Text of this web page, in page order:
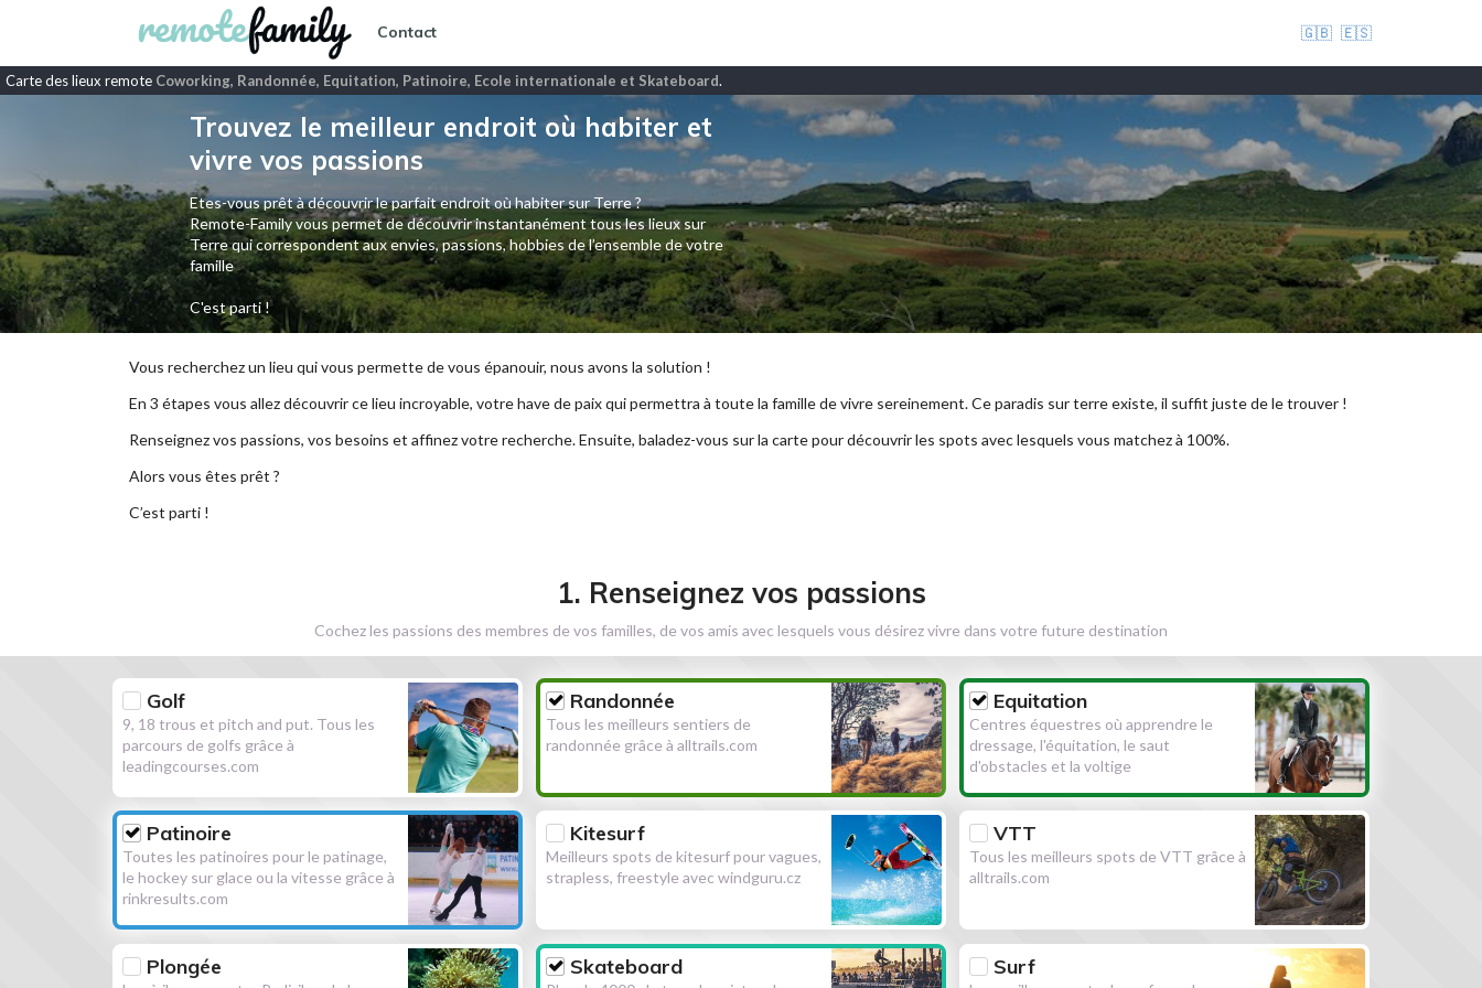
Contact 🇬🇧 🇪🇸
Carte des lieux remote Coworking, Randonnée, Equitation, Patinoire, Ecole internationale et Skateboard.
Trouvez le meilleur endroit où habiter et
vivre vos passions
Etes-vous prêt à découvrir le parfait endroit où habiter sur Terre ?
Remote-Family vous permet de découvrir instantanément tous les lieux sur
Terre qui correspondent aux envies, passions, hobbies de l’ensemble de votre
famille
C'est parti !
Vous recherchez un lieu qui vous permette de vous épanouir, nous avons la solution !
En 3 étapes vous allez découvrir ce lieu incroyable, votre have de paix qui permettra à toute la famille de vivre sereinement. Ce paradis sur terre existe, il suffit juste de le trouver !
Renseignez vos passions, vos besoins et affinez votre recherche. Ensuite, baladez-vous sur la carte pour découvrir les spots avec lesquels vous matchez à 100%.
Alors vous êtes prêt ?
C’est parti !
1. Renseignez vos passions
Cochez les passions des membres de vos familles, de vos amis avec lesquels vous désirez vivre dans votre future destination
Golf
9, 18 trous et pitch and put. Tous les
parcours de golfs grâce à
leadingcourses.com
Randonnée
Tous les meilleurs sentiers de
randonnée grâce à alltrails.com
Equitation
Centres équestres où apprendre le
dressage, l'équitation, le saut
d'obstacles et la voltige
Patinoire
Toutes les patinoires pour le patinage,
le hockey sur glace ou la vitesse grâce à
rinkresults.com
Kitesurf
Meilleurs spots de kitesurf pour vagues,
strapless, freestyle avec windguru.cz
VTT
Tous les meilleurs spots de VTT grâce à
alltrails.com
Plongée Skateboard Surf